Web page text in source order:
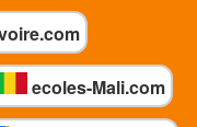
ecoles-Mali.com